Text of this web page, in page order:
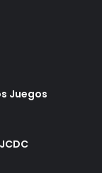
Juegos